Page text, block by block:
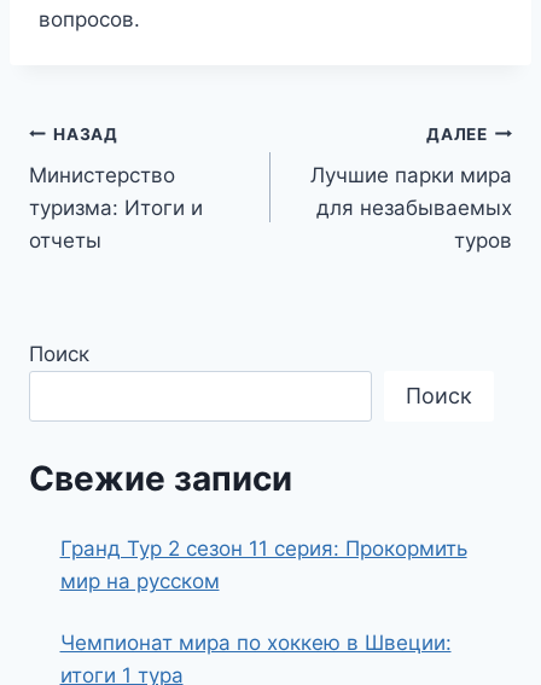
вопросов.
Навигация
по
записям
НАЗАД
Министерство
туризма: Итоги и
отчеты
ДАЛЕЕ
Лучшие парки мира
для незабываемых
туров
Поиск
Поиск
Свежие записи
Гранд Тур 2 сезон 11 серия: Прокормить
мир на русском
Чемпионат мира по хоккею в Швеции:
итоги 1 тура